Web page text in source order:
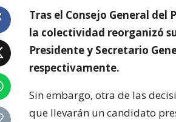
Tras el Consejo General
la colectividad reorganizó
Presidente y Secretario
respectivamente.
Sin embargo, otra de las
que llevarán un candidato